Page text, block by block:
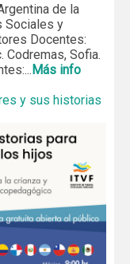
de la
Sociales y
Docentes:
Codremas, Sofia.
Más info
y sus historias